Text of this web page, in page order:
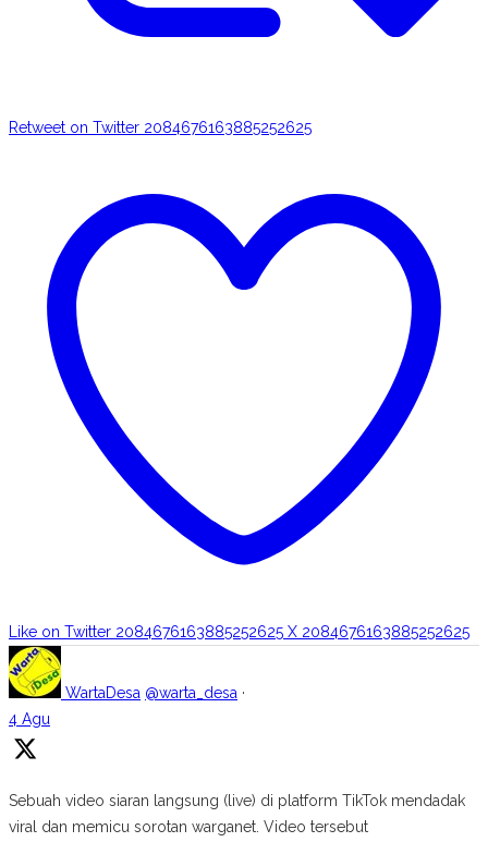
Retweet on Twitter 2084676163885252625
Like on Twitter 2084676163885252625 X 2084676163885252625
WartaDesa @warta_desa ·
4 Agu
Sebuah video siaran langsung (live) di platform TikTok mendadak
viral dan memicu sorotan warganet. Video tersebut